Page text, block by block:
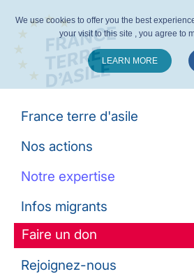
France terre d'asile
Nos actions
Notre expertise
Infos migrants
Faire un don
Rejoignez-nous
We use cookies to offer you the best
your visit to this site , you agree to
LEARN MORE